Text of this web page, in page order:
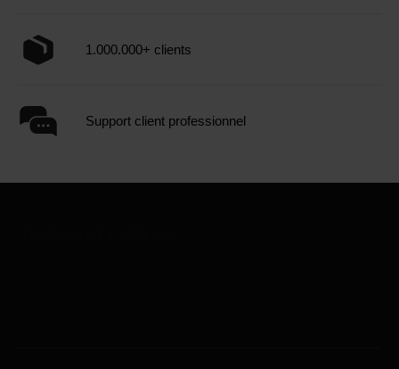
1.000.000+ clients
Support client professionnel